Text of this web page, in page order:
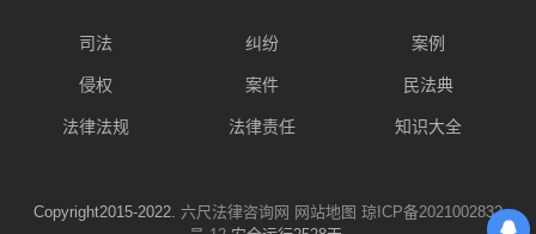
司法 纠纷 案例
侵权 案件 民法典
法律法规 法律责任 知识大全
Copyright2015-2022. 六尺法律咨询网 网站地图 琼ICP备2021002832